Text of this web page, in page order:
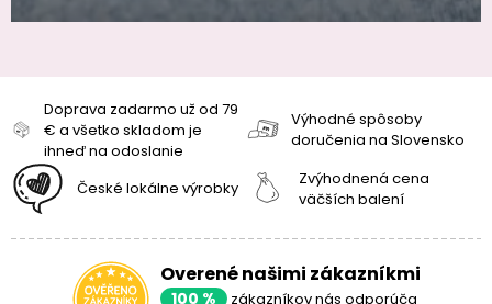
Doprava zadarmo už od 79
€ a všetko skladom je
ihneď na odoslanie
Výhodné spôsoby
doručenia na Slovensko
České lokálne výrobky
Zvýhodnená cena
väčších balení
Overené našimi zákazníkmi
100 % zákazníkov nás odporúča